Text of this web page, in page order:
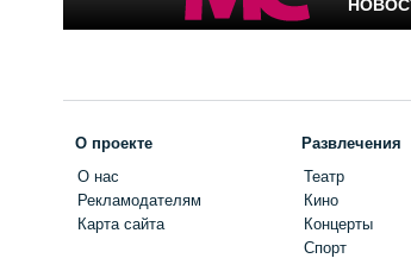
О проекте
О нас
Рекламодателям
Карта сайта
Развлечения
Театр
Кино
Концерты
Спорт